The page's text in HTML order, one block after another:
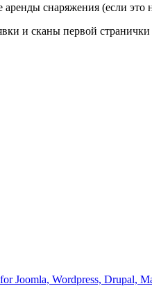
аренды снаряжения (если это
и сканы первой